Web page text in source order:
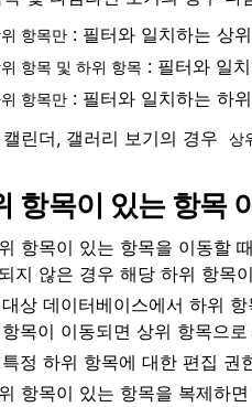
항목만 : 필터와 일치하는 상
항목 및 하위 항목 : 필터와 일
항목만 : 필터와 일치하는 하
린더, 갤러리 보기의 경우
상
항목이 있는 항목
항목이 있는 항목을 이동할
지 않은 경우 해당 하위 항목
대상 데이터베이스에서 하위
항목이 이동되면 상위 항목으
특정 하위 항목에 대한 편집 권
항목이 있는 항목을 복제하